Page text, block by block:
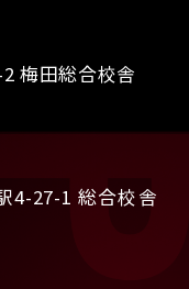
梅田総合校舎
4-27-1 総合校舎